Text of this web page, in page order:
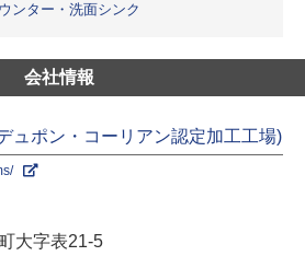
ンター・洗面シンク
会社情報
ュポン・コーリアン認定加工工場)
大字表21-5